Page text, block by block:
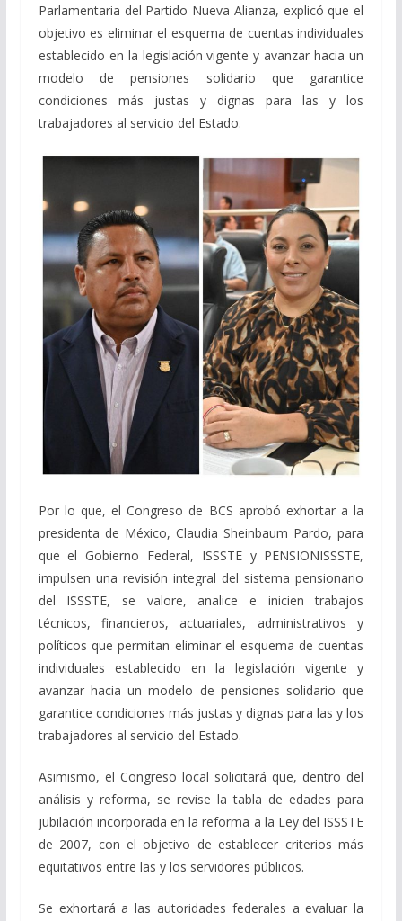
Parlamentaria del Partido Nueva Alianza, explicó que el
objetivo es eliminar el esquema de cuentas individuales
establecido en la legislación vigente y avanzar hacia un
modelo de pensiones solidario que garantice
condiciones más justas y dignas para las y los
trabajadores al servicio del Estado.
Por lo que, el Congreso de BCS aprobó exhortar a la
presidenta de México, Claudia Sheinbaum Pardo, para
que el Gobierno Federal, ISSSTE y PENSIONISSSTE,
impulsen una revisión integral del sistema pensionario
del ISSSTE, se valore, analice e inicien trabajos
técnicos, financieros, actuariales, administrativos y
políticos que permitan eliminar el esquema de cuentas
individuales establecido en la legislación vigente y
avanzar hacia un modelo de pensiones solidario que
garantice condiciones más justas y dignas para las y los
trabajadores al servicio del Estado.
Asimismo, el Congreso local solicitará que, dentro del
análisis y reforma, se revise la tabla de edades para
jubilación incorporada en la reforma a la Ley del ISSSTE
de 2007, con el objetivo de establecer criterios más
equitativos entre las y los servidores públicos.
Se exhortará a las autoridades federales a evaluar la